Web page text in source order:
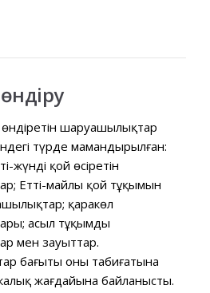
өндіретін шаруашылықтар
түрде мамандырылған:
жүнді қой өcipeтін
Етті-майлы қой тұқымын
қаракөл
асыл тұқымды
мен зауыттар.
бағыты оның табиғатына
жағдайына байланысты.